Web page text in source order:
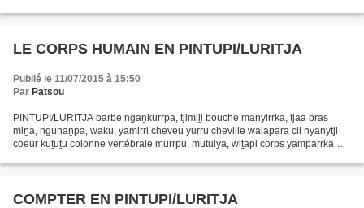
LE CORPS HUMAIN EN PINTUPI/LURITJA
Publié le 11/07/2015 à 15:50
Par Patsou
PINTUPI/LURITJA barbe ngaṉkurrpa, tjimiḻi bouche manyirrka, tjaa bras
miṉa, ngunaṉpa, waku, yamirri cheveu yurru cheville walapara cil nyanytji
coeur kuṯuṯu colonne vertébrale murrpu, mutulya, wiṯapi corps yamparrka
COMPTER EN PINTUPI/LURITJA